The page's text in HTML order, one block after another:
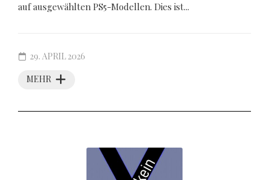
auf ausgewählten PS5-Modellen. Dies ist...
MEHR
29. APRIL 2026